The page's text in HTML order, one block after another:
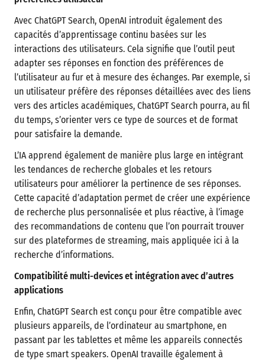
Avec ChatGPT Search, OpenAI introduit également des
capacités d’apprentissage continu basées sur les
interactions des utilisateurs. Cela signifie que l’outil peut
adapter ses réponses en fonction des préférences de
l’utilisateur au fur et à mesure des échanges. Par exemple, si
un utilisateur préfère des réponses détaillées avec des liens
vers des articles académiques, ChatGPT Search pourra, au fil
du temps, s’orienter vers ce type de sources et de format
pour satisfaire la demande.
L’IA apprend également de manière plus large en intégrant
les tendances de recherche globales et les retours
utilisateurs pour améliorer la pertinence de ses réponses.
Cette capacité d’adaptation permet de créer une expérience
de recherche plus personnalisée et plus réactive, à l’image
des recommandations de contenu que l’on pourrait trouver
sur des plateformes de streaming, mais appliquée ici à la
recherche d’informations.
Compatibilité multi-devices et intégration avec d’autres
applications
Enfin, ChatGPT Search est conçu pour être compatible avec
plusieurs appareils, de l’ordinateur au smartphone, en
passant par les tablettes et même les appareils connectés
de type smart speakers. OpenAI travaille également à